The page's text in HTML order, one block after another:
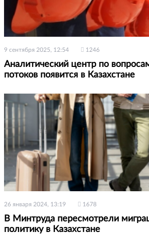
9 сентября 2025, 12:54 1246
Аналитический центр по
потоков появится в Казахстане
26 января 2024, 13:19 1678
В Минтруда пересмотрели
политику в Казахстане